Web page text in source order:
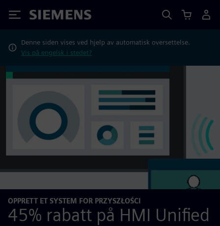
Siemens
Denne siden vises ved hjelp av automatisk oversettelse.
Vis på engelsk i stedet?
OPPRETT ET SYSTEM FOR PRZYSZŁOŚCI
45% rabatt på HMI Unified